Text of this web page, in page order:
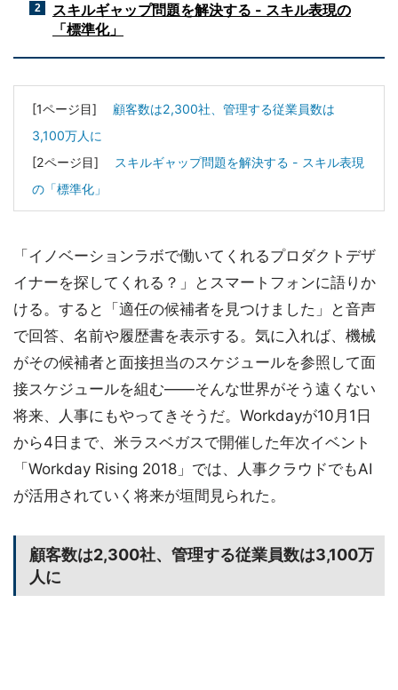
2
スキルギャップ問題を解決する - スキル表現の
「標準化」
[1ページ目] 顧客数は2,300社、管理する従業員数は
3,100万人に
[2ページ目]
スキルギャップ問題を解決する - スキル表現
の「標準化」
「イノベーションラボで働いてくれるプロダクトデザ
イナーを探してくれる？」とスマートフォンに語りか
ける。すると「適任の候補者を見つけました」と音声
で回答、名前や履歴書を表示する。気に入れば、機械
がその候補者と面接担当のスケジュールを参照して面
接スケジュールを組む――そんな世界がそう遠くない
将来、人事にもやってきそうだ。Workdayが10月1日
から4日まで、米ラスベガスで開催した年次イベント
「Workday Rising 2018」では、人事クラウドでもAI
が活用されていく将来が垣間見られた。
顧客数は2,300社、管理する従業員数は3,100万
人に